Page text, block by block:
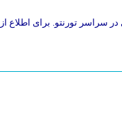
سراسر تورنتو. برای اطلاع